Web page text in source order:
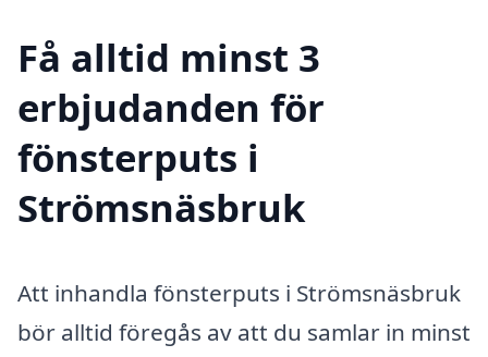
Få alltid minst 3
erbjudanden för
fönsterputs i
Strömsnäsbruk
Att inhandla fönsterputs i Strömsnäsbruk
bör alltid föregås av att du samlar in minst